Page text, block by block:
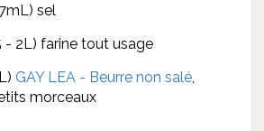
sel
- 2L) farine tout usage
GAY LEA - Beurre non salé,
morceaux